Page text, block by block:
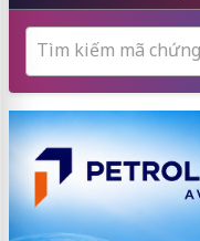
Tìm kiếm mã